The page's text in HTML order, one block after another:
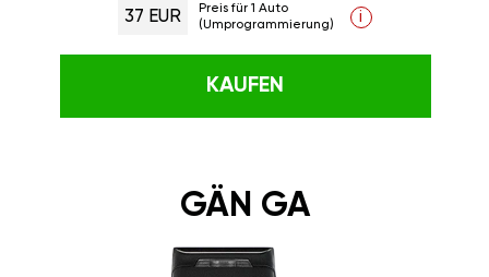
37 EUR
Preis für 1 Auto
(Umprogrammierung)
i
KAUFEN
GÄN GA